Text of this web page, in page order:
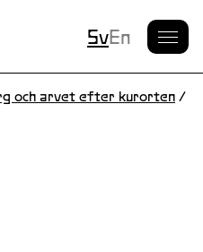
Nuvarande
SvEn
och arvet efter kurorten /